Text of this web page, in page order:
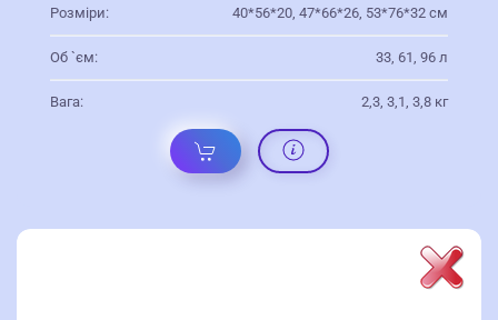
Розміри: 40*56*20, 47*66*26, 53*76*32 см
Об `єм: 33, 61, 96 л
Вага: 2,3, 3,1, 3,8 кг